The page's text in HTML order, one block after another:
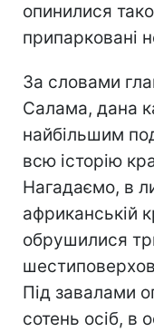
опинилися
припарковані
За словами
Салама, дана
найбільшим
всю історію
Нагадаємо, в
африканській
обрушилися
Під завалами
сотень осіб, в